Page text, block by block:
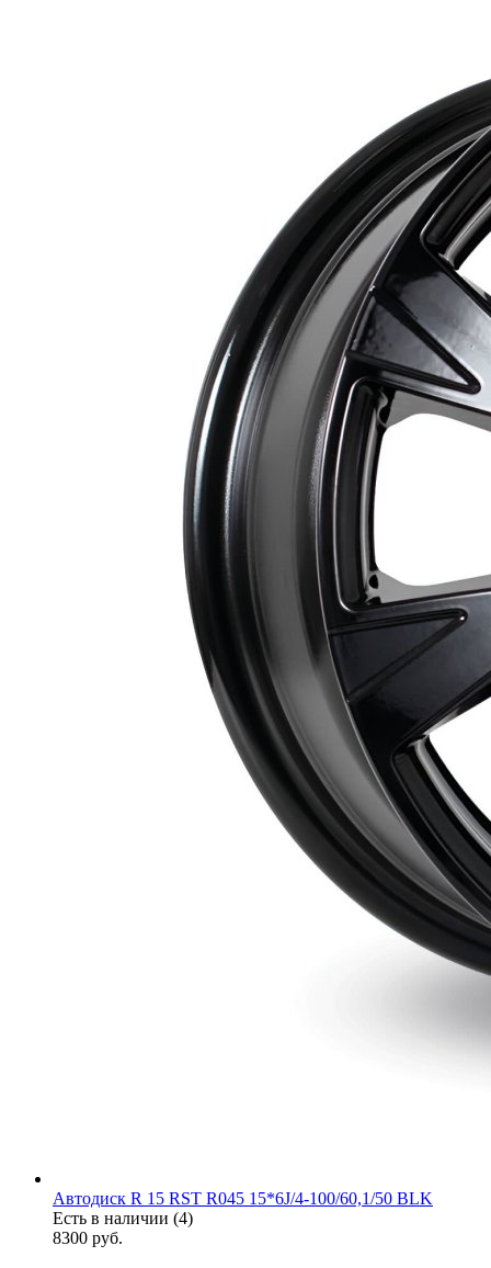
Автодиск R 15 RST R045 15*6J/4-100/60,1/50 BLK
Есть в наличии (4)
8300 руб.